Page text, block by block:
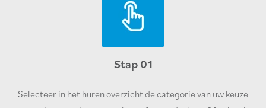
Stap 01
Selecteer in het huren overzicht de categorie van uw keuze